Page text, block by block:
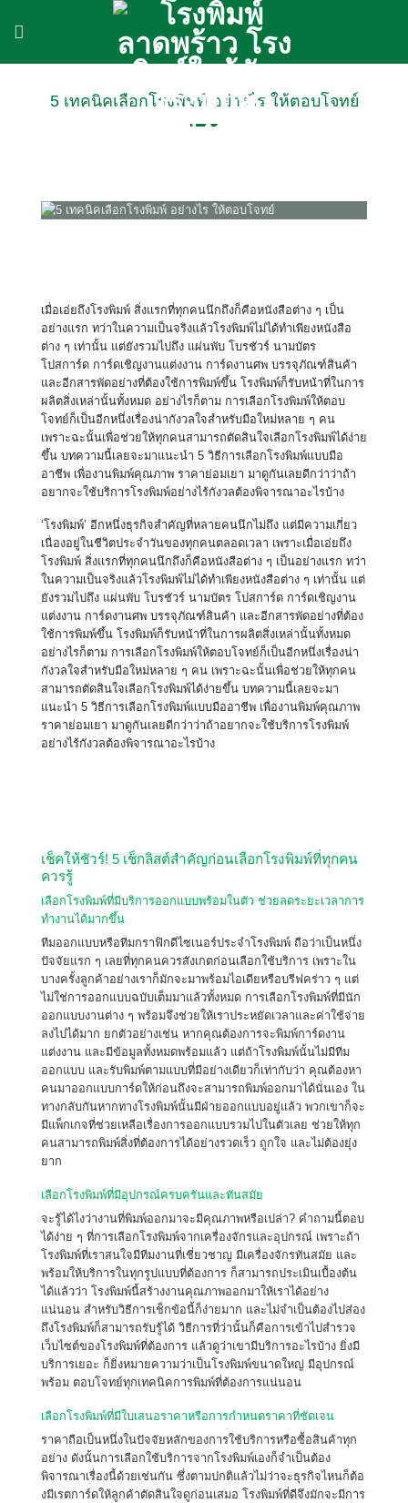
เนื้อหา
5 เทคนิคเลือกโรงพิมพ์ อย่างไร ให้ตอบโจทย์
เมื่อเอ่ยถึงโรงพิมพ์ สิ่งแรกที่ทุกคนนึกถึงก็คือหนังสือต่าง ๆ เป็น
อย่างแรก ทว่าในความเป็นจริงแล้วโรงพิมพ์ไม่ได้ทำเพียงหนังสือ
ต่าง ๆ เท่านั้น แต่ยังรวมไปถึง แผ่นพับ โบรชัวร์ นามบัตร
โปสการ์ด การ์ดเชิญงานแต่งงาน การ์ดงานศพ บรรจุภัณฑ์สินค้า
และอีกสารพัดอย่างที่ต้องใช้การพิมพ์ขึ้น โรงพิมพ์ก็รับหน้าที่ในการ
ผลิตสิ่งเหล่านั้นทั้งหมด อย่างไรก็ตาม การเลือกโรงพิมพ์ให้ตอบ
โจทย์ก็เป็นอีกหนึ่งเรื่องน่ากังวลใจสำหรับมือใหม่หลาย ๆ คน
เพราะฉะนั้นเพื่อช่วยให้ทุกคนสามารถตัดสินใจเลือกโรงพิมพ์ได้ง่าย
ขึ้น บทความนี้เลยจะมาแนะนำ 5 วิธีการเลือกโรงพิมพ์แบบมือ
อาชีพ เพื่องานพิมพ์คุณภาพ ราคาย่อมเยา มาดูกันเลยดีกว่าว่าถ้า
อยากจะใช้บริการโรงพิมพ์อย่างไร้กังวลต้องพิจารณาอะไรบ้าง
‘โรงพิมพ์’ อีกหนึ่งธุรกิจสำคัญที่หลายคนนึกไม่ถึง แต่มีความเกี่ยว
เนื่องอยู่ในชีวิตประจำวันของทุกคนตลอดเวลา เพราะเมื่อเอ่ยถึง
โรงพิมพ์ สิ่งแรกที่ทุกคนนึกถึงก็คือหนังสือต่าง ๆ เป็นอย่างแรก ทว่า
ในความเป็นจริงแล้วโรงพิมพ์ไม่ได้ทำเพียงหนังสือต่าง ๆ เท่านั้น แต่
ยังรวมไปถึง แผ่นพับ โบรชัวร์ นามบัตร โปสการ์ด การ์ดเชิญงาน
แต่งงาน การ์ดงานศพ บรรจุภัณฑ์สินค้า และอีกสารพัดอย่างที่ต้อง
ใช้การพิมพ์ขึ้น โรงพิมพ์ก็รับหน้าที่ในการผลิตสิ่งเหล่านั้นทั้งหมด
อย่างไรก็ตาม การเลือกโรงพิมพ์ให้ตอบโจทย์ก็เป็นอีกหนึ่งเรื่องน่า
กังวลใจสำหรับมือใหม่หลาย ๆ คน เพราะฉะนั้นเพื่อช่วยให้ทุกคน
สามารถตัดสินใจเลือกโรงพิมพ์ได้ง่ายขึ้น บทความนี้เลยจะมา
แนะนำ 5 วิธีการเลือกโรงพิมพ์แบบมืออาชีพ เพื่องานพิมพ์คุณภาพ
ราคาย่อมเยา มาดูกันเลยดีกว่าว่าถ้าอยากจะใช้บริการโรงพิมพ์
อย่างไร้กังวลต้องพิจารณาอะไรบ้าง
เช็คให้ชัวร์! 5 เช็กลิสต์สำคัญก่อนเลือกโรงพิมพ์ที่ทุกคน
ควรรู้
เลือกโรงพิมพ์ที่มีบริการออกแบบพร้อมในตัว ช่วยลดระยะเวลาการ
ทำงานได้มากขึ้น
ทีมออกแบบหรือทีมกราฟิกดีไซเนอร์ประจำโรงพิมพ์ ถือว่าเป็นหนึ่ง
ปัจจัยแรก ๆ เลยที่ทุกคนควรสังเกตก่อนเลือกใช้บริการ เพราะใน
บางครั้งลูกค้าอย่างเราก็มักจะมาพร้อมไอเดียหรือบรีฟคร่าว ๆ แต่
ไม่ใช่การออกแบบฉบับเต็มมาแล้วทั้งหมด การเลือกโรงพิมพ์ที่มีนัก
ออกแบบงานต่าง ๆ พร้อมจึงช่วยให้เราประหยัดเวลาและค่าใช้จ่าย
ลงไปได้มาก ยกตัวอย่างเช่น หากคุณต้องการจะพิมพ์การ์ดงาน
แต่งงาน และมีข้อมูลทั้งหมดพร้อมแล้ว แต่ถ้าโรงพิมพ์นั้นไม่มีทีม
ออกแบบ และรับพิมพ์ตามแบบที่มีอย่างเดียวก็เท่ากับว่า คุณต้องหา
คนมาออกแบบการ์ดให้ก่อนถึงจะสามารถพิมพ์ออกมาได้นั่นเอง ใน
ทางกลับกันหากทางโรงพิมพ์นั้นมีฝ่ายออกแบบอยู่แล้ว พวกเขาก็จะ
มีแพ็กเกจที่ช่วยเหลือเรื่องการออกแบบรวมไปในตัวเลย ช่วยให้ทุก
คนสามารถพิมพ์สิ่งที่ต้องการได้อย่างรวดเร็ว ถูกใจ และไม่ต้องยุ่ง
ยาก
เลือกโรงพิมพ์ที่มีอุปกรณ์ครบครันและทันสมัย
จะรู้ได้ไงว่างานที่พิมพ์ออกมาจะมีคุณภาพหรือเปล่า? คำถามนี้ตอบ
ได้ง่าย ๆ ที่การเลือกโรงพิมพ์จากเครื่องจักรและอุปกรณ์ เพราะถ้า
โรงพิมพ์ที่เราสนใจมีทีมงานที่เชี่ยวชาญ มีเครื่องจักรทันสมัย และ
พร้อมให้บริการในทุกรูปแบบที่ต้องการ ก็สามารถประเมินเบื้องต้น
ได้แล้วว่า โรงพิมพ์นี้สร้างงานคุณภาพออกมาให้เราได้อย่าง
แน่นอน สำหรับวิธีการเช็กข้อนี้ก็ง่ายมาก และไม่จำเป็นต้องไปส่อง
ถึงโรงพิมพ์ก็สามารถรับรู้ได้ วิธีการที่ว่านั้นก็คือการเข้าไปสำรวจ
เว็บไซต์ของโรงพิมพ์ที่ต้องการ แล้วดูว่าเขามีบริการอะไรบ้าง ยิ่งมี
บริการเยอะ ก็ยิ่งหมายความว่าเป็นโรงพิมพ์ขนาดใหญ่ มีอุปกรณ์
พร้อม ตอบโจทย์ทุกเทคนิคการพิมพ์ที่ต้องการแน่นอน
เลือกโรงพิมพ์ที่มีใบเสนอราคาหรือการกำหนดราคาที่ชัดเจน
ราคาถือเป็นหนึ่งในปัจจัยหลักของการใช้บริการหรือซื้อสินค้าทุก
อย่าง ดังนั้นการเลือกใช้บริการจากโรงพิมพ์เองก็จำเป็นต้อง
พิจารณาเรื่องนี้ด้วยเช่นกัน ซึ่งตามปกติแล้วไม่ว่าจะธุรกิจไหนก็ต้อ
งมีเรตการ์ดให้ลูกค้าตัดสินใจดูก่อนเสมอ โรงพิมพ์ที่ดีจึงมักจะมีการ